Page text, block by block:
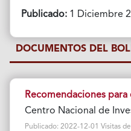
Publicado:1 Diciembre
DOCUMENTOS DEL
Recomendaciones
Centro Nacional de
Publicado: 2022-12-01 Visitas